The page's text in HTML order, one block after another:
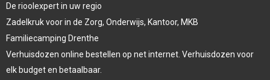
De rioolexpert in uw regio
Zadelkruk voor in de Zorg, Onderwijs, Kantoor, MKB
Familiecamping Drenthe
Verhuisdozen online bestellen op net internet. Verhuisdozen voor
elk budget en betaalbaar.